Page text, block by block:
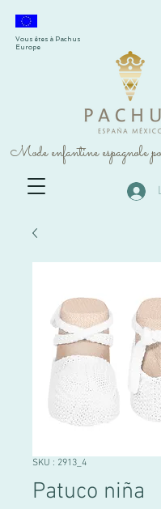
Mode enfantine espagnole
Vous êtes à Pachus
Europe
SKU : 2913_4
Patuco niña